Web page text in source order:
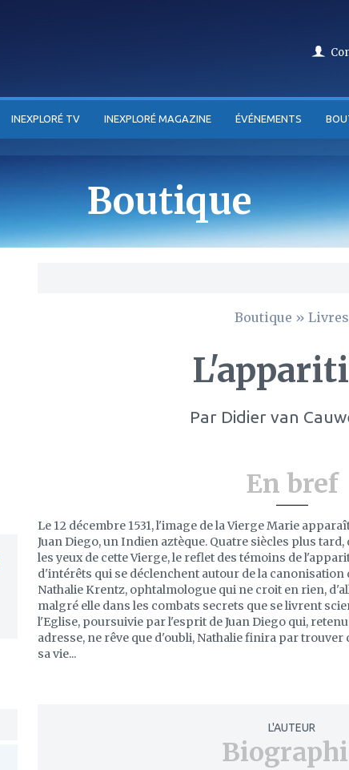
INEXPLORÉ TV INEXPLORÉ MAGAZINE ÉVÉNEMENTS
Boutique
Boutique » Livres
ParDidier van
En bref
Le 12 décembre 1531, l'image de la Vierge Marie
Juan Diego, un Indien aztèque. Quatre siècles plus
les yeux de cette Vierge, le reflet des témoins de
d'intérêts qui se déclenchent autour de la canonisation
Nathalie Krentz, ophtalmologue qui ne croit en rien,
malgré elle dans les combats secrets que se livrent
l'Eglise, poursuivie par l'esprit de Juan Diego qui,
adresse, ne rêve que d'oubli, Nathalie finira par trouver
sa vie...
L'AUTEUR